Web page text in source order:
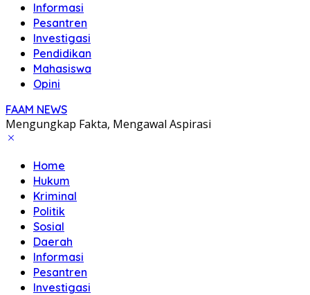
Informasi
Pesantren
Investigasi
Pendidikan
Mahasiswa
Opini
FAAM NEWS
Mengungkap Fakta, Mengawal Aspirasi
Home
Hukum
Kriminal
Politik
Sosial
Daerah
Informasi
Pesantren
Investigasi